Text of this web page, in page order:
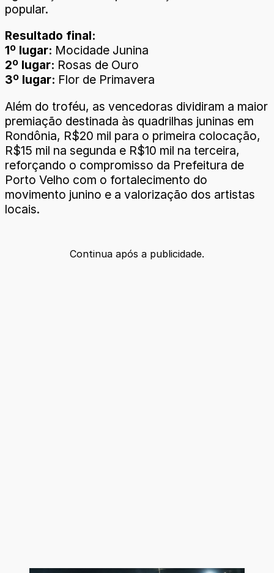
popular.
Resultado final:
1º lugar: Mocidade Junina
2º lugar: Rosas de Ouro
3º lugar: Flor de Primavera
Além do troféu, as vencedoras dividiram a maior
premiação destinada às quadrilhas juninas em
Rondônia, R$20 mil para o primeira colocação,
R$15 mil na segunda e R$10 mil na terceira,
reforçando o compromisso da Prefeitura de
Porto Velho com o fortalecimento do
movimento junino e a valorização dos artistas
locais.
Continua após a publicidade.